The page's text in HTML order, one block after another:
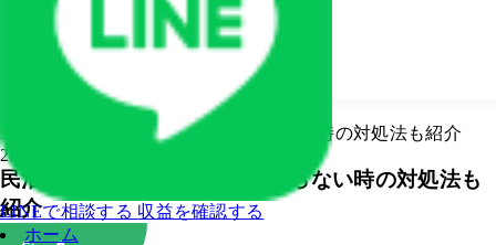
LINEで相談する 収益を確認する
ホーム
コラム
民泊物件の探し方7選！見つからない時の対処法も紹介
2025.09.12
民泊物件の探し方7選！見つからない時の対処法も
紹介